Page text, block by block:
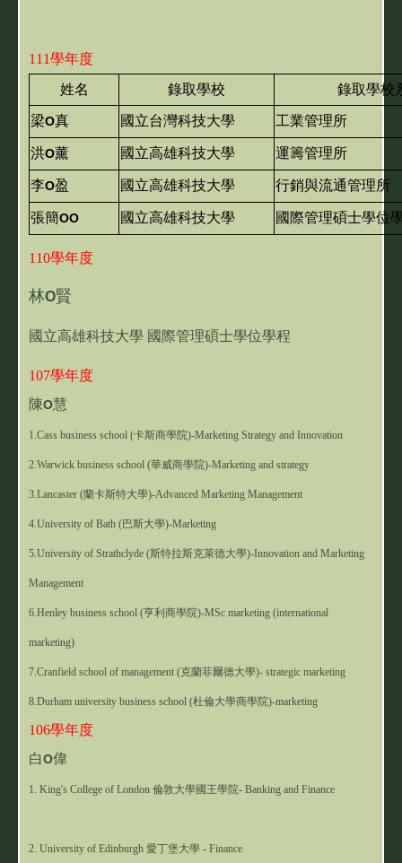
111學年度
姓名
錄取學校 錄取學校
梁O真 國立台灣科技大學 工業管理所
洪O薰 國立高雄科技大學 運籌管理所
李O盈 國立高雄科技大學 行銷與流通管理所
張簡OO 國立高雄科技大學 國際管理碩士學位
110學年度
林O賢
國立高雄科技大學 國際管理碩士學位學程
107學年度
陳O慧
1.Cass business school (卡斯商學院)-Marketing Strategy and Innovation
2.Warwick business school (華威商學院)-Marketing and strategy
3.Lancaster (蘭卡斯特大學)-Advanced Marketing Management
4.University of Bath (巴斯大學)-Marketing
5.University of Strathclyde (斯特拉斯克萊德大學)-Innovation and Marketing
Management
6.Henley business school (亨利商學院)-MSc marketing (international
marketing)
7.Cranfield school of management (克蘭菲爾德大學)- strategic marketing
8.Durham university business school (杜倫大學商學院)-marketing
106學年度
白O偉
1. King's College of London 倫敦大學國王學院- Banking and Finance
2. University of Edinburgh 愛丁堡大學 - Finance